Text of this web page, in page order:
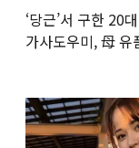
‘당근’서 구한 20대
가사도우미, 母 유